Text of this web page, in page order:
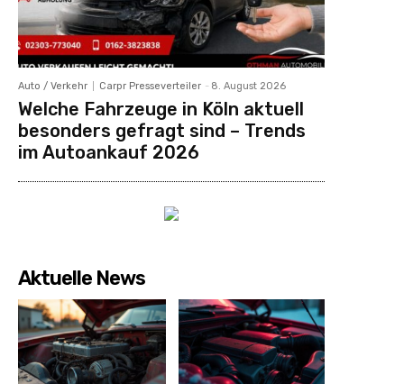
Auto / Verkehr Carpr Presseverteiler - 8. August 2026
Welche Fahrzeuge in Köln aktuell
besonders gefragt sind – Trends
im Autoankauf 2026
Aktuelle News